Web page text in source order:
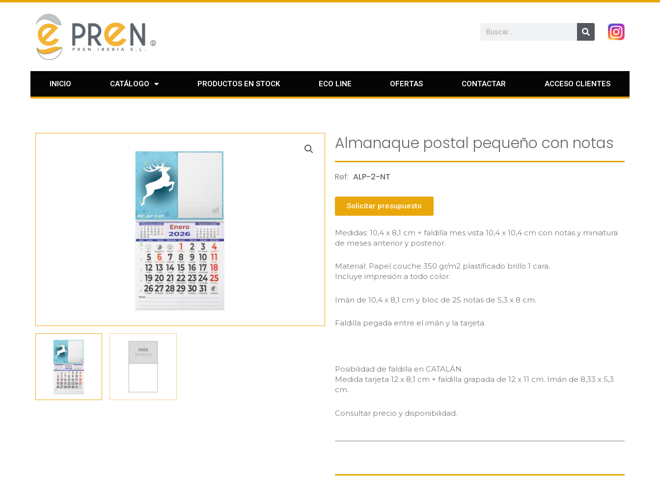
INICIO CATÁLOGO PRODUCTOS EN STOCK ECO LINE OFERTAS CONTACTAR ACCESO CLIENTES
Almanaque postal pequeño con notas
Ref: ALP-2-NT
Solicitar presupuesto
Medidas: 10,4 x 8,1 cm + faldilla mes vista 10,4 x 10,4 cm con notas y miniatura
de meses anterior y posterior.
Material: Papel couche 350 gr/m2 plastificado brillo 1 cara.
Incluye impresión a todo color.
Imán de 10,4 x 8,1 cm y bloc de 25 notas de 5,3 x 8 cm.
Faldilla pegada entre el imán y la tarjeta.
Posibilidad de faldilla en CATALÁN.
Medida tarjeta 12 x 8,1 cm + faldilla grapada de 12 x 11 cm. Imán de 8,33 x 5,3
cm.
Consultar precio y disponibilidad.